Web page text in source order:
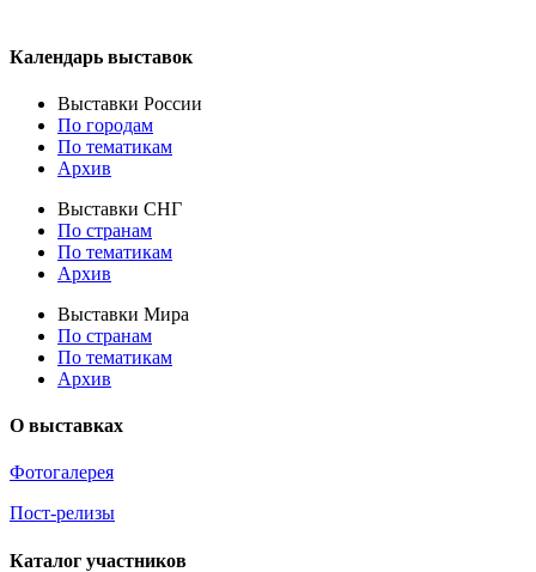
Календарь выставок
Выставки России
По городам
По тематикам
Архив
Выставки СНГ
По странам
По тематикам
Архив
Выставки Мира
По странам
По тематикам
Архив
О выставках
Фотогалерея
Пост-релизы
Каталог участников